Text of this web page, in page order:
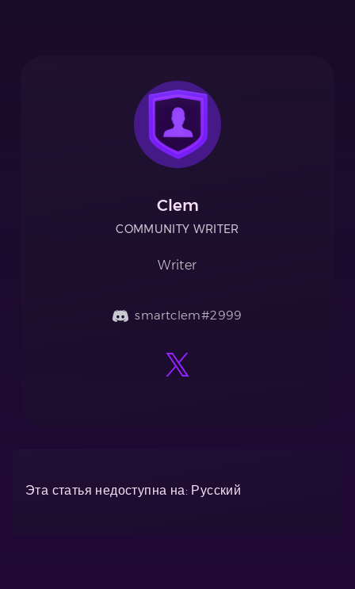
Clem
COMMUNITY WRITER
Writer
smartclem#2999
Эта статья недоступна на: Русский